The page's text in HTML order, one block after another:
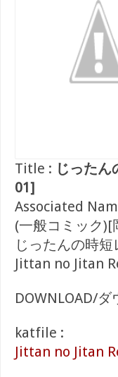
Title : じった
01]
Associated
(一般コミック)[
じったんの時短
Jittan no Jitan
DOWNLOAD/ダ
katfile :
Jittan no Jitan